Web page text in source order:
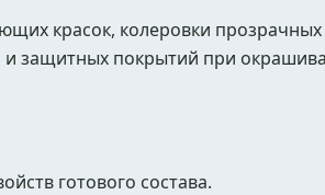
красок, колеровки
защитных покрытий при
готового состава.